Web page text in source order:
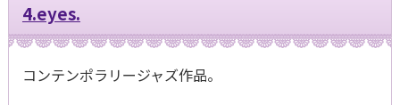
4.eyes.
コンテンポラリージャズ作品。